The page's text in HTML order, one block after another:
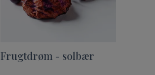
Frugtdrøm - solbær